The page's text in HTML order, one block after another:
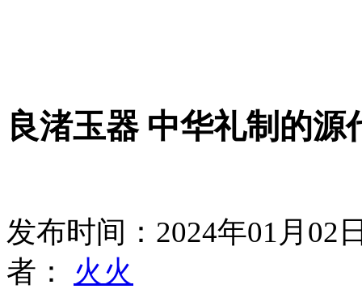
良渚玉器 中华礼制的源
发布时间：2024年01月02
者： 火火